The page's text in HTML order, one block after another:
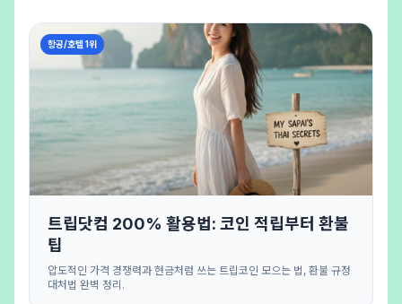
항공/호텔 1위
트립닷컴 200% 활용법: 코인 적립부터 환불
팁
압도적인 가격 경쟁력과 현금처럼 쓰는 트립코인 모으는 법, 환불 규정
대처법 완벽 정리.